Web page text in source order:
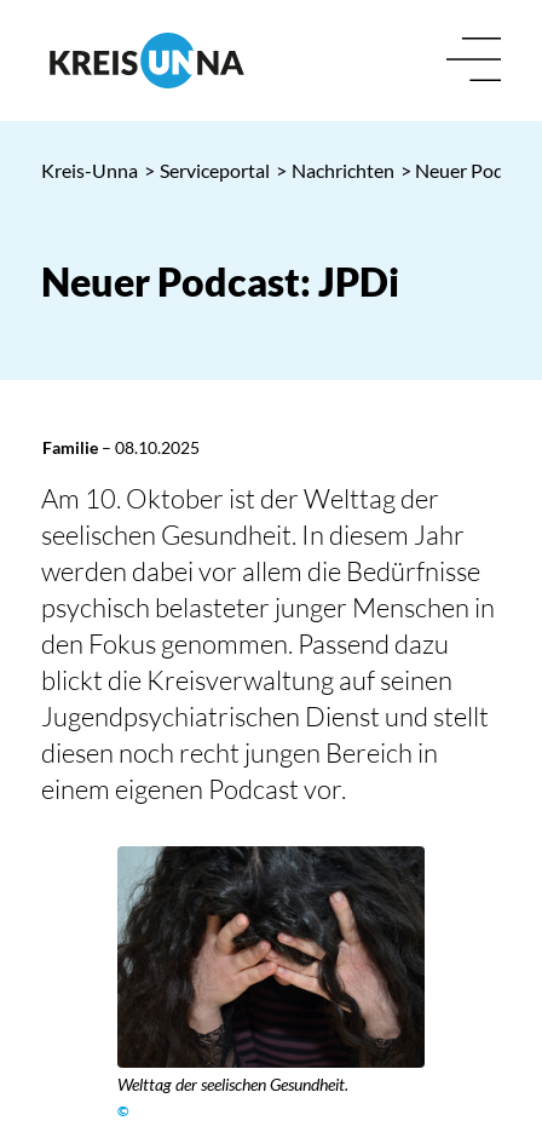
Kreis-Unna > Serviceportal > Nachrichten > Neuer
Neuer Podcast: JPDi
Familie– 08.10.2025
Am 10. Oktober ist der Welttag der
seelischen Gesundheit. In diesem Jahr
werden dabei vor allem die Bedürfnisse
psychisch belasteter junger Menschen in
den Fokus genommen. Passend dazu
blickt die Kreisverwaltung auf seinen
Jugendpsychiatrischen Dienst und stellt
diesen noch recht jungen Bereich in
einem eigenen Podcast vor.
Welttag der seelischen Gesundheit.
©